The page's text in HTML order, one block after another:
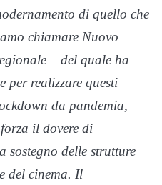
di quello che
chiamare Nuovo
– del quale ha
per realizzare questi
da pandemia,
il dovere di
sostegno delle strutture
del cinema. Il